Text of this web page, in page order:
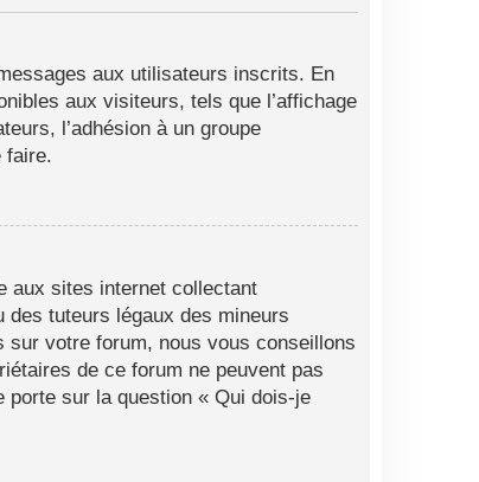
aux utilisateurs inscrits. En
aux visiteurs, tels que l’affichage
l’adhésion à un groupe
faire.
aux sites internet collectant
des tuteurs légaux des mineurs
sur votre forum, nous vous conseillons
de ce forum ne peuvent pas
porte sur la question « Qui dois-je